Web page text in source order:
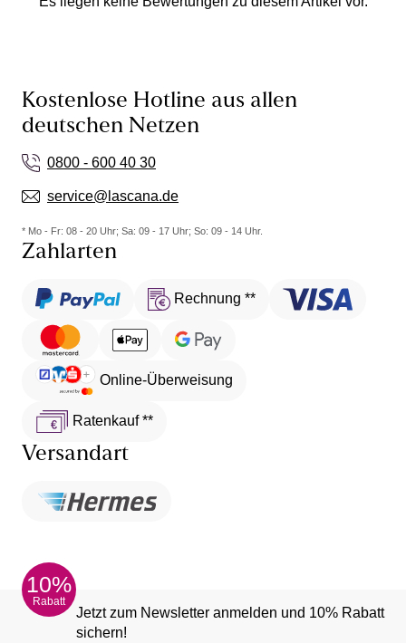
Kostenlose Hotline aus allen
deutschen Netzen
0800 - 600 40 30
service@lascana.de
* Mo - Fr: 08 - 20 Uhr; Sa: 09 - 17 Uhr; So: 09 - 14 Uhr.
Zahlarten
Rechnung **
Online-Überweisung
Ratenkauf **
Versandart
10%
Rabatt
Jetzt zum Newsletter anmelden und 10% Rabatt
sichern!